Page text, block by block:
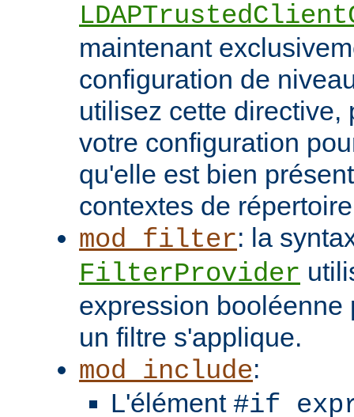
maintenant
configuration de
utilisez cette directive,
votre configuration
qu'elle est bien
contextes de
mod_filter: la
FilterProvider
expression booléenne
un filtre s'applique.
mod_include:
L'élément #if